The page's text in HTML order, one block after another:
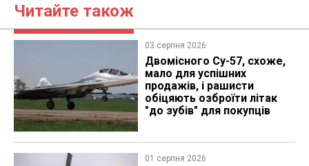
Читайте також
03 серпня 2026
Двомісного Су-57, схоже,
мало для успішних
продажів, і рашисти
обіцяють озброїти літак
"до зубів" для покупців
01 серпня 2026